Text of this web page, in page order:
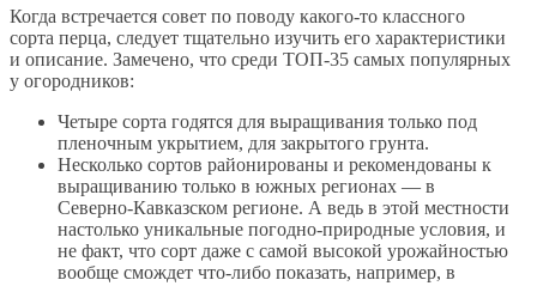
Когда встречается совет по поводу какого-то классного
сорта перца, следует тщательно изучить его характеристики
и описание. Замечено, что среди ТОП-35 самых популярных
у огородников:
Четыре сорта годятся для выращивания только под
пленочным укрытием, для закрытого грунта.
Несколько сортов районированы и рекомендованы к
выращиванию только в южных регионах — в
Северно-Кавказском регионе. А ведь в этой местности
настолько уникальные погодно-природные условия, и
не факт, что сорт даже с самой высокой урожайностью
вообще смождет что-либо показать, например, в